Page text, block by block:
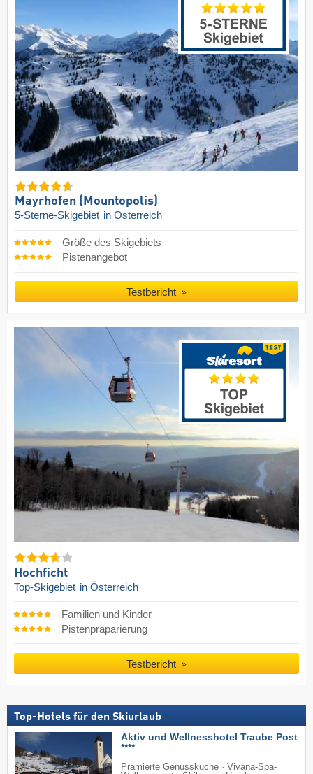
Mayrhofen (Mountopolis)
5-Sterne-Skigebiet in Österreich
Größe des Skigebiets
Pistenangebot
Testbericht
Hochficht
Top-Skigebiet in Österreich
Familien und Kinder
Pistenpräparierung
Testbericht
Top-Hotels für den Skiurlaub
Aktiv und Wellnesshotel Traube Post
****
Prämierte Genussküche · Vivana-Spa-